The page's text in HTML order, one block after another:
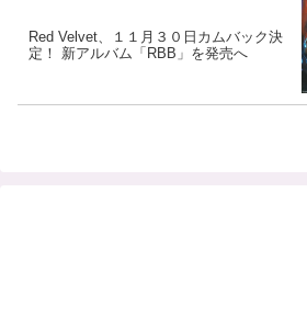
Red Velvet、１１月３０日カムバック決
定！ 新アルバム「RBB」を発売へ